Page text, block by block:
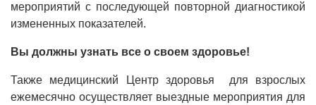
мероприятий с последующей повторной диагностикой
измененных показателей.
Вы должны узнать все о своем здоровье!
Также медицинский Центр здоровья для взрослых
ежемесячно осуществляет выездные мероприятия для